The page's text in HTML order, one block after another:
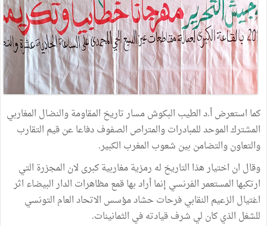
كما استعرض أ.د الطيب البكوش مسار تاريخ المقاومة والنضال المغاربي
المشترك الموحد للمبادرات والمتراص الصفوف دفاعا عن قيم التقارب
والتعاون والتضامن بين شعوب المغرب الكبير.
وقال ان اختيار هذا التاريخ له رمزية مغاربية كبرى لان المجزرة التي
ارتكبها المستعمر الفرنسي إنما أراد بها قمع مظاهرات الدار البيضاء اثر
اغتيال الزعيم النقابي فرحات حشاد مؤسس الاتحاد العام التونسي
للشغل الذي كان لي شرف قيادته في الثمانينات.